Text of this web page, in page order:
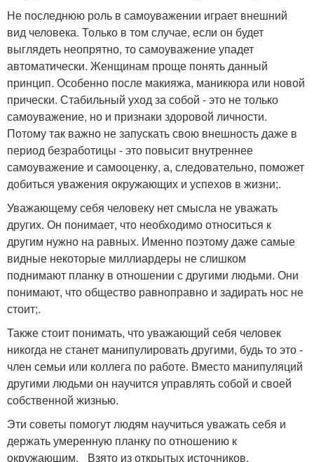
Не последнюю роль в самоуважении играет внешний
вид человека. Только в том случае, если он будет
выглядеть неопрятно, то самоуважение упадет
автоматически. Женщинам проще понять данный
принцип. Особенно после макияжа, маникюра или новой
прически. Стабильный уход за собой - это не только
самоуважение, но и признаки здоровой личности.
Потому так важно не запускать свою внешность даже в
период безработицы - это повысит внутреннее
самоуважение и самооценку, а, следовательно, поможет
добиться уважения окружающих и успехов в жизни;.
Уважающему себя человеку нет смысла не уважать
других. Он понимает, что необходимо относиться к
другим нужно на равных. Именно поэтому даже самые
видные некоторые миллиардеры не слишком
поднимают планку в отношении с другими людьми. Они
понимают, что общество равноправно и задирать нос не
стоит;.
Также стоит понимать, что уважающий себя человек
никогда не станет манипулировать другими, будь то это -
член семьи или коллега по работе. Вместо манипуляций
другими людьми он научится управлять собой и своей
собственной жизнью.
Эти советы помогут людям научиться уважать себя и
держать умеренную планку по отношению к
окружающим. _Взято из открытых источников.